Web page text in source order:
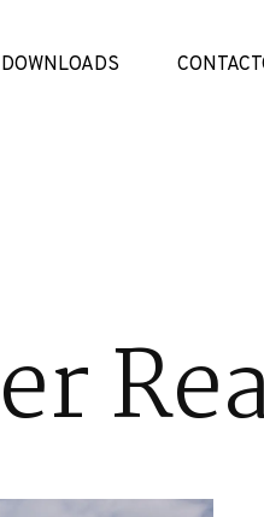
DOWNLOADS